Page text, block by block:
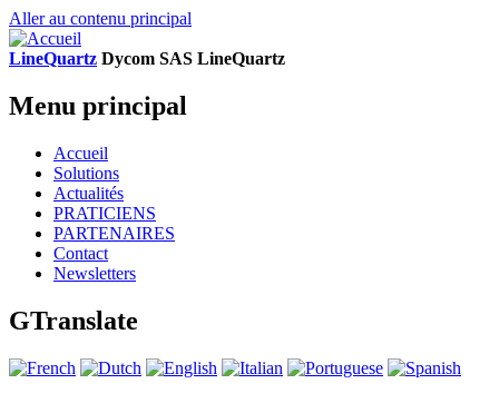
Aller au contenu principal
LineQuartz Dycom SAS LineQuartz
Menu principal
Accueil
Solutions
Actualités
PRATICIENS
PARTENAIRES
Contact
Newsletters
GTranslate